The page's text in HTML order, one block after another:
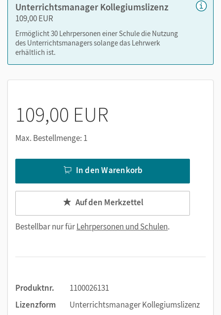
Unterrichtsmanager Kollegiumslizenz
109,00 EUR
Ermöglicht 30 Lehrpersonen einer Schule die Nutzung
des Unterrichtsmanagers solange das Lehrwerk
erhältlich ist.
109,00 EUR
Max. Bestellmenge: 1
In den Warenkorb
Auf den Merkzettel
Bestellbar nur fürLehrpersonen und Schulen.
Produktnr.
1100026131
Lizenzform
Unterrichtsmanager Kollegiumslizenz